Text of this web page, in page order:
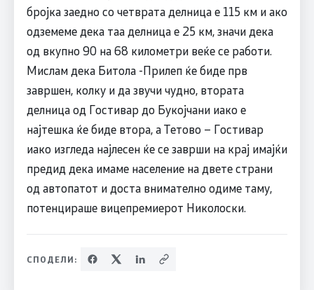
бројка заедно со четврата делница е 115 км и ако
одземеме дека таа делница е 25 км, значи дека
од вкупно 90 на 68 километри веќе се работи.
Мислам дека Битола -Прилеп ќе биде прв
завршен, колку и да звучи чудно, втората
делница од Гостивар до Букојчани иако е
најтешка ќе биде втора, а Тетово – Гостивар
иако изгледа најлесен ќе се заврши на крај имајќи
предид дека имаме население на двете страни
од автопатот и доста внимателно одиме таму,
потенцираше вицепремиерот Николоски.
СПОДЕЛИ: